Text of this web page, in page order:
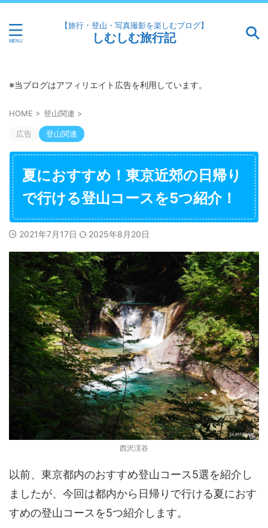
【旅行・登山・写真撮影を楽しむブログ】
しむしむ旅行記
※当ブログはアフィリエイト広告を利用しています。
HOME > 登山関連 >
広告 登山関連
夏におすすめ！東京近郊の日帰り
で行ける登山コースを5つ紹介！
2021年7月17日 2025年8月20日
西沢渓谷
以前、東京都内のおすすめ登山コース5選を紹介し
ましたが、今回は都内から日帰りで行ける夏におす
すめの登山コースを5つ紹介します。